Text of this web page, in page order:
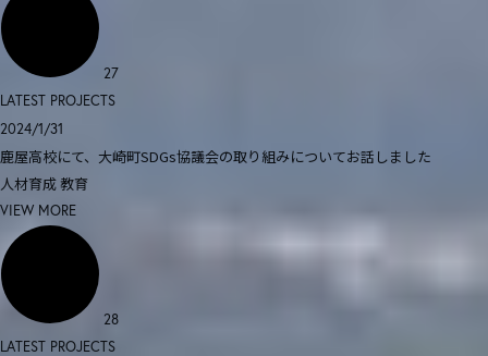
27
LATEST PROJECTS
2024/1/31
鹿屋高校にて、大崎町SDGs協議会の取り組みについてお話しました
人材育成 教育
VIEW MORE
28
LATEST PROJECTS